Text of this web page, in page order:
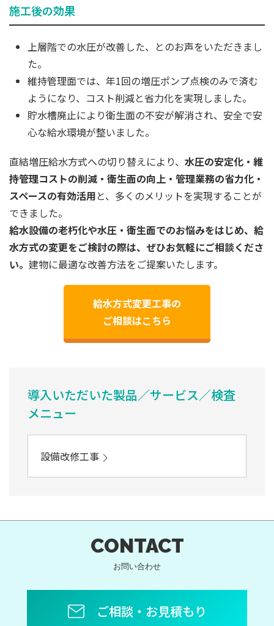
施工後の効果
上層階での水圧が改善した、とのお声をいただきまし
た。
維持管理面では、年1回の増圧ポンプ点検のみで済む
ようになり、コスト削減と省力化を実現しました。
貯水槽廃止により衛生面の不安が解消され、安全で安
心な給水環境が整いました。
直結増圧給水方式への切り替えにより、 水圧の安定化・維
持管理コストの削減・衛生面の向上・管理業務の省力化・
スペースの有効活用と、多くのメリットを実現することが
できました。
給水設備の老朽化や水圧・衛生面でのお悩みをはじめ、給
水方式の変更をご検討の際は、ぜひお気軽にご相談くださ
い。 建物に最適な改善方法をご提案いたします。
給水方式変更工事の
ご相談はこちら
導入いただいた製品／サービス／検査
メニュー
設備改修工事
CONTACT
お問い合わせ
ご相談・お見積もり